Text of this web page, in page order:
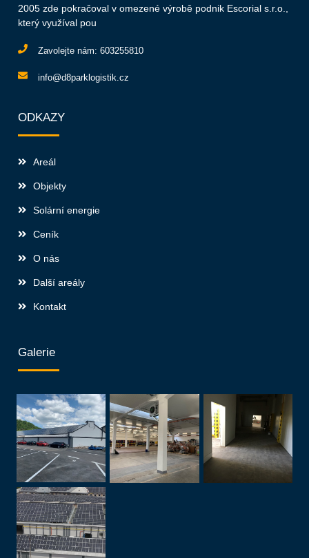
2005 zde pokračoval v omezené výrobě podnik Escorial s.r.o.,
který využíval pou
Zavolejte nám:603255810
info@d8parklogistik.cz
ODKAZY
Areál
Objekty
Solární energie
Ceník
O nás
Další areály
Kontakt
Galerie